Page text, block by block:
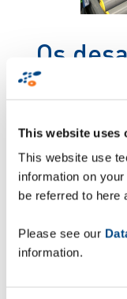
This website uses
This website use
information on
be referred to here
Please see our
information.
Os
A Multipharma
farmácias em
funcionários.
se com
A gestão